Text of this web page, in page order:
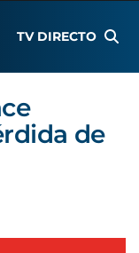
TV DIRECTO
de